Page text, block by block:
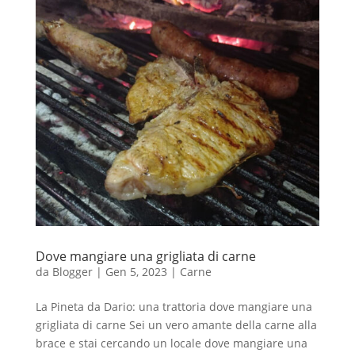
Dove mangiare una grigliata di carne
da Blogger| Gen 5, 2023 | Carne
La Pineta da Dario: una trattoria dove mangiare una
grigliata di carne Sei un vero amante della carne alla
brace e stai cercando un locale dove mangiare una